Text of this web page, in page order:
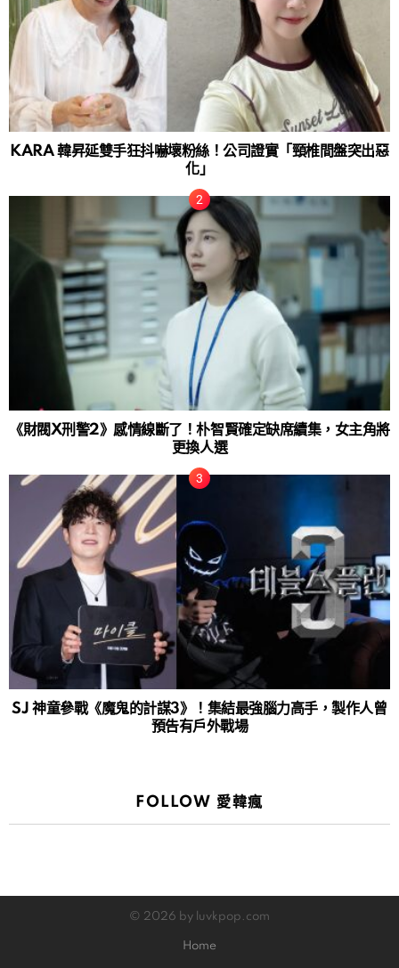
KARA 韓昇延雙手狂抖嚇壞粉絲！公司證實「頸椎間盤突出惡
化」
《財閥X刑警2》感情線斷了！朴智賢確定缺席續集，女主角將
更換人選
SJ 神童參戰《魔鬼的計謀3》！集結最強腦力高手，製作人曾
預告有戶外戰場
FOLLOW 愛韓瘋
© 2026 by luvkpop.com
Home